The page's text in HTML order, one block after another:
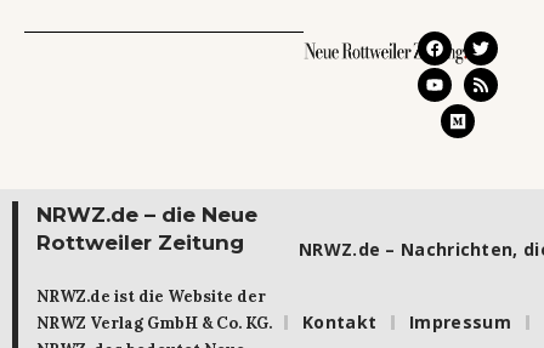
NRWZ.de – die Neue
Rottweiler Zeitung
NRWZ.de ist die Website der
NRWZ Verlag GmbH & Co. KG.
NRWZ.de – Nachrichten,
Kontakt Impressum